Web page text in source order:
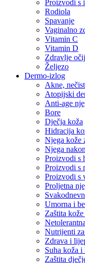
Proizvodi s
Rodiola
Spavanje
Vaginalno
Vitamin C
Vitamin D
Zdravlje
Željezo
Dermo-izlog
Akne,
Atopijski
Anti-age
Bore
Dječja koža
Hidracija
Njega kože
Njega
Proizvodi s
Proizvodi s
Proizvodi s
Proljetna
Umorna i
Zaštita
Nutrijenti
Zdrava i
Suha koža i
Zaštita